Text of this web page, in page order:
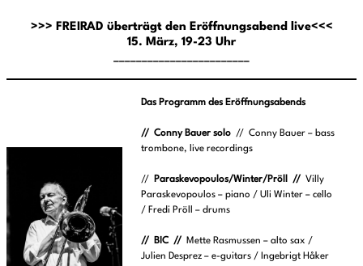
>>> FREIRAD überträgt den Eröffnungsabend live<<<
15. März, 19-23 Uhr
Das Programm des Eröffnungsabends
// Conny Bauer solo// Conny Bauer – bass
trombone, live recordings
// Paraskevopoulos/Winter/Pröll // Villy
Paraskevopoulos – piano / Uli Winter – cello
/ Fredi Pröll – drums
// BIC //
Mette Rasmussen – alto sax /
Julien Desprez – e-guitars / Ingebrigt Håker